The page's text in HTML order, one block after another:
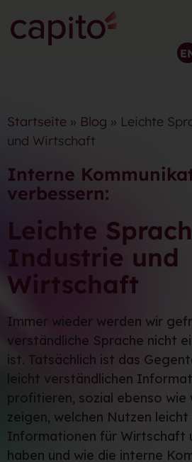
Startseite » Blog » Leichte
und Wirtschaft
Interne
verbessern:
Leichte
Industrie und
Wirtschaft
Immer wieder werden wir
verständliche Sprache nicht
ist. Tatsächlich ist das
leicht verständlichen
profitieren, sozial ebenso
zeigen, welchen Nutzen
Informationen für Wirtschaft
haben und wie die interne